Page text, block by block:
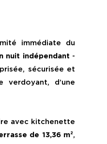
immédiate du
nuit indépendant -
sécurisée et
verdoyant, d’une
avec kitchenette
de 13,36 m²,